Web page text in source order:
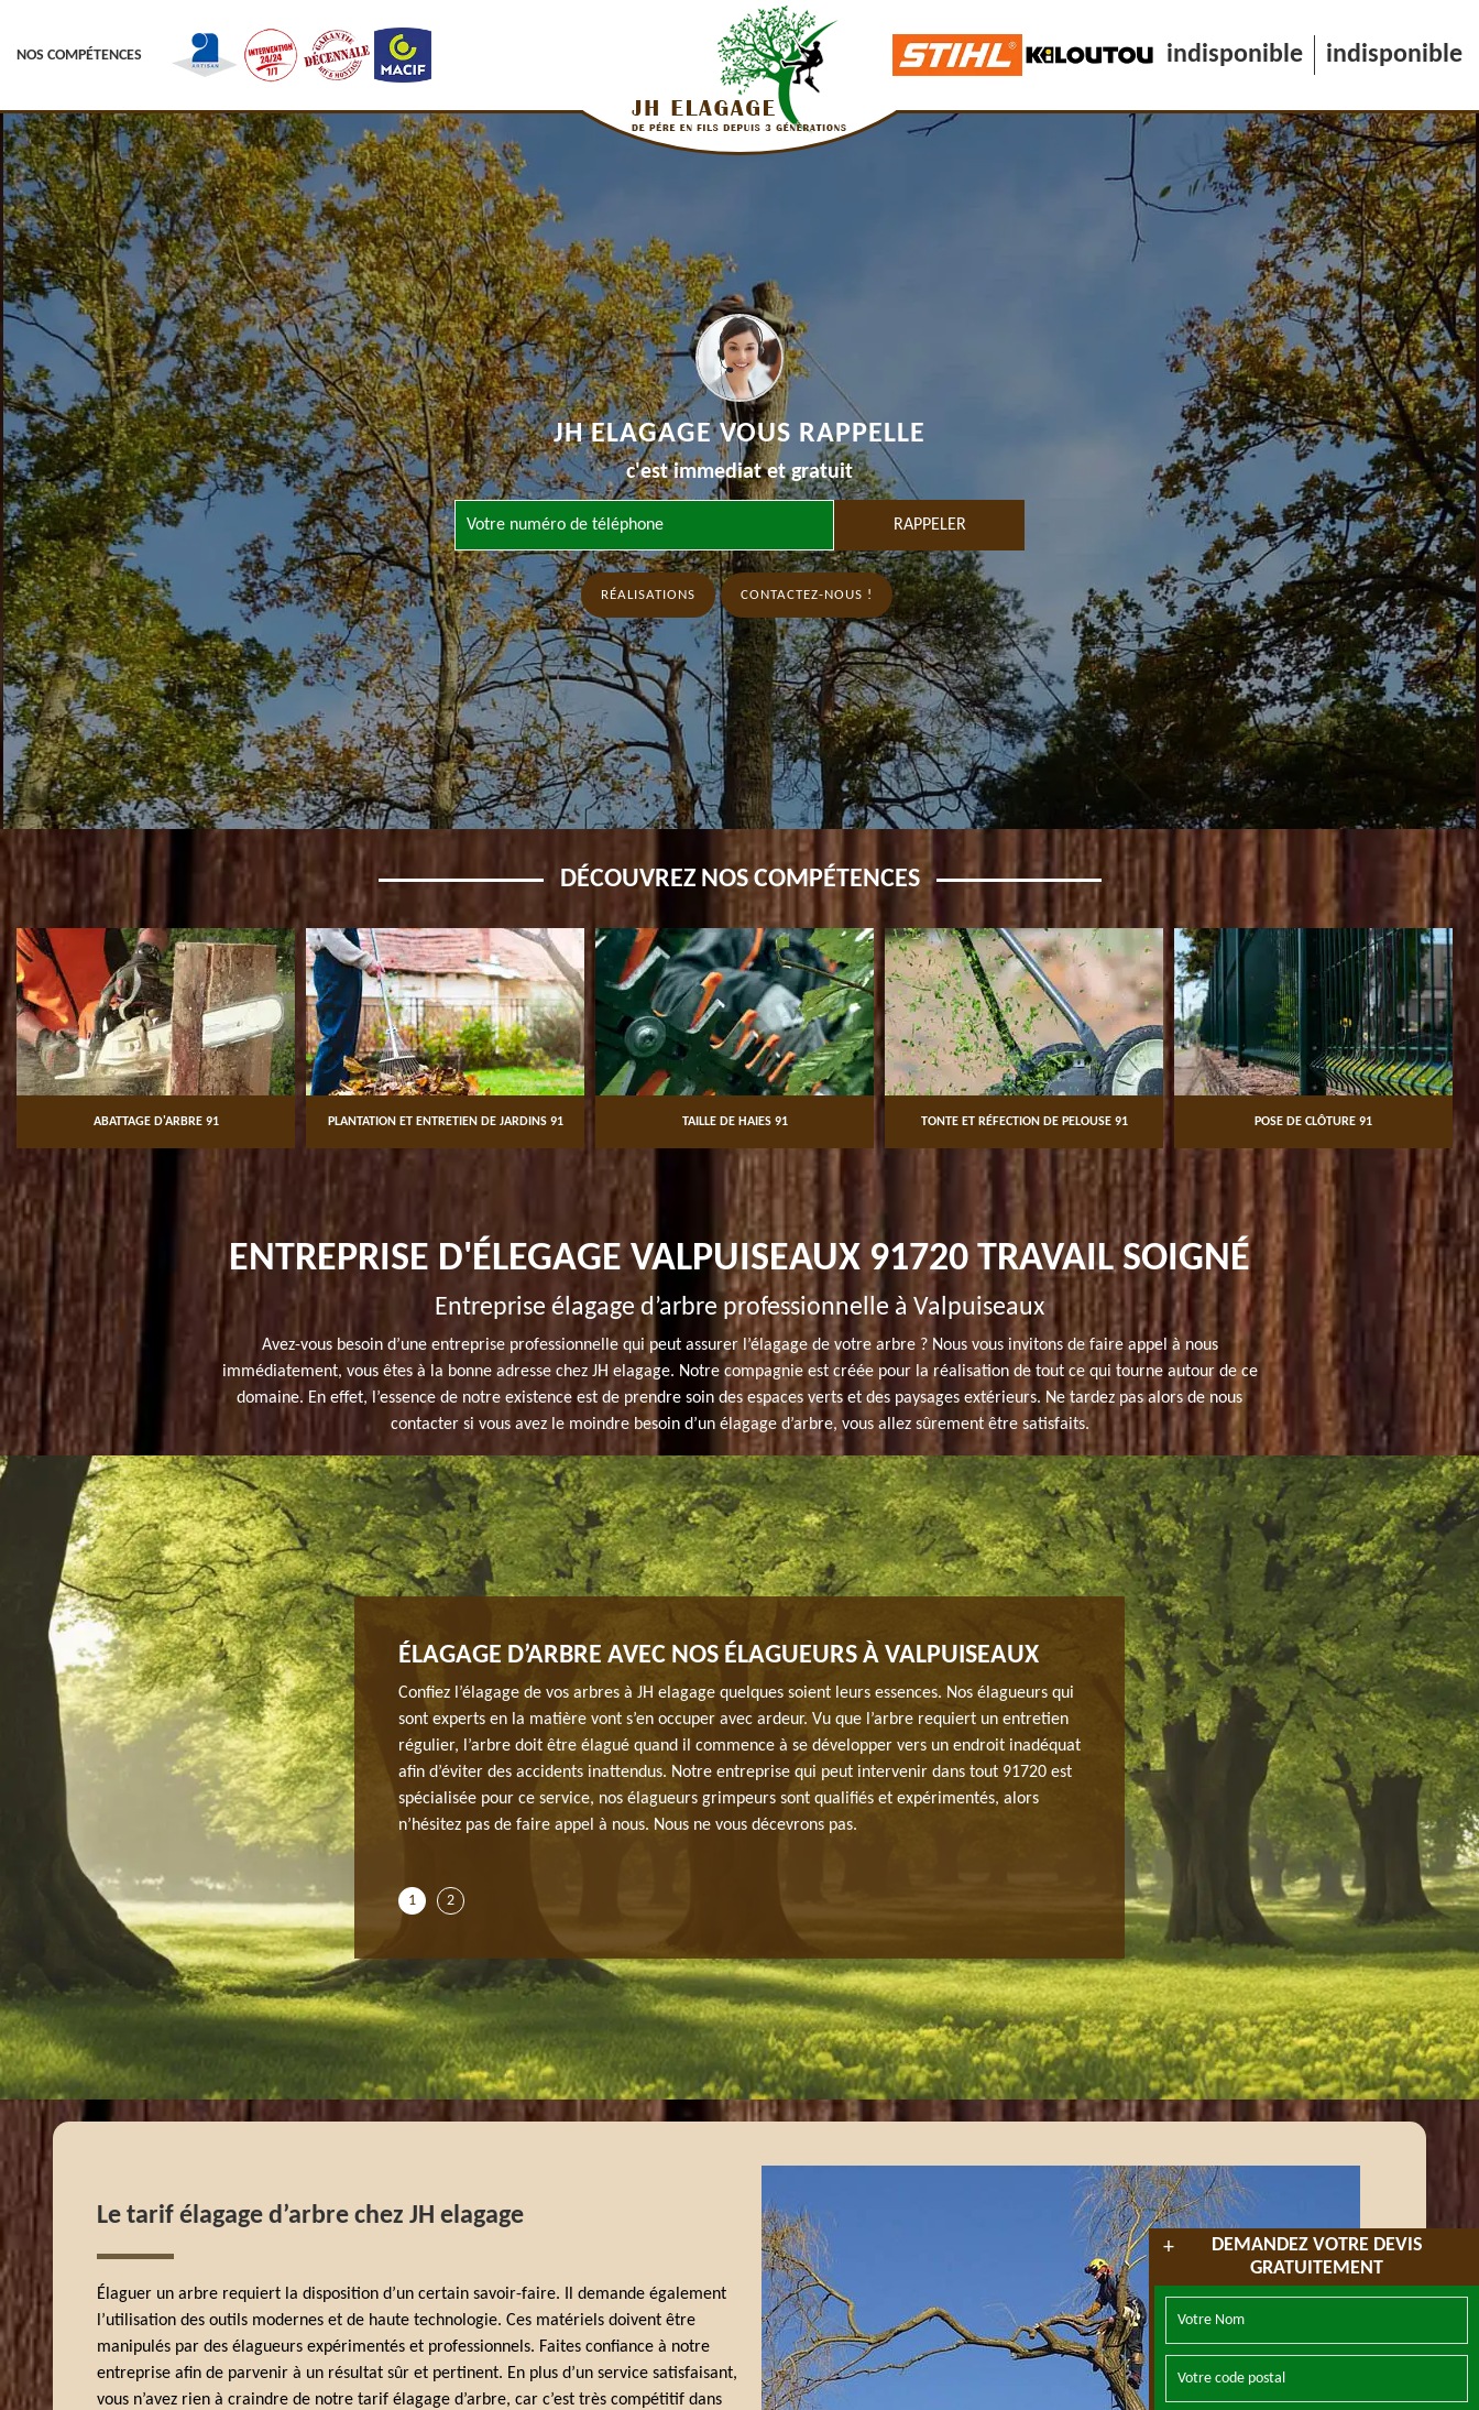
NOS COMPÉTENCES indisponible indisponible
JH ELAGAGE VOUS RAPPELLE
c'est immediat et gratuit
RÉALISATIONS CONTACTEZ-NOUS !
DÉCOUVREZ NOS COMPÉTENCES
ABATTAGE D'ARBRE 91 PLANTATION ET ENTRETIEN DE JARDINS 91 TAILLE DE HAIES 91 TONTE ET RÉFECTION DE PELOUSE 91 POSE DE CLÔTURE 91
+
DEMANDEZ VOTRE DEVIS
GRATUITEMENT
ENTREPRISE D'ÉLEGAGE VALPUISEAUX 91720 TRAVAIL SOIGNÉ
Entreprise élagage d’arbre professionnelle à Valpuiseaux
Avez-vous besoin d’une entreprise professionnelle qui peut assurer l’élagage de votre arbre ? Nous vous invitons de faire appel à nous
immédiatement, vous êtes à la bonne adresse chez JH elagage. Notre compagnie est créée pour la réalisation de tout ce qui tourne autour de ce
domaine. En effet, l’essence de notre existence est de prendre soin des espaces verts et des paysages extérieurs. Ne tardez pas alors de nous
contacter si vous avez le moindre besoin d’un élagage d’arbre, vous allez sûrement être satisfaits.
D’ARBRE PARFAITE AVEC
cette ville, au fur et à mesure et au bout de
par gêner la route et les environs. Ils laissent
sèches et les pins tombés. N'oubliez pas de faire
si vous voulez avoir des arbustes sains et qui ne
pouvons discuter du devis après avoir étudié votre
ÉLAGAGE D’ARBRE AVEC NOS ÉLAGUEURS À VALPUISEAUX
Confiez l’élagage de vos arbres à JH elagage quelques soient leurs essences. Nos élagueurs qui
sont experts en la matière vont s’en occuper avec ardeur. Vu que l’arbre requiert un entretien
régulier, l’arbre doit être élagué quand il commence à se développer vers un endroit inadéquat
afin d’éviter des accidents inattendus. Notre entreprise qui peut intervenir dans tout 91720 est
spécialisée pour ce service, nos élagueurs grimpeurs sont qualifiés et expérimentés, alors
n’hésitez pas de faire appel à nous. Nous ne vous décevrons pas.
INTERVENTION POUR UN ÉLAGAGE
JH ELAGAGE
Même formant une belle décoration pour cette ville,
quelques années, les arbres peuvent finir par gêner la
accumuler des déchets comme les feuilles sèches et
appel à des spécialistes de la taille de ce type si vous
présentent aucun risque pour autrui. Nous pouvons
1 2
Le tarif élagage d’arbre chez JH elagage
Élaguer un arbre requiert la disposition d’un certain savoir-faire. Il demande également
l’utilisation des outils modernes et de haute technologie. Ces matériels doivent être
manipulés par des élagueurs expérimentés et professionnels. Faites confiance à notre
entreprise afin de parvenir à un résultat sûr et pertinent. En plus d’un service satisfaisant,
vous n’avez rien à craindre de notre tarif élagage d’arbre, car c’est très compétitif dans